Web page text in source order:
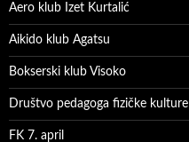
Aero klub Izet Kurtalić
Aikido klub Agatsu
Bokserski klub Visoko
Društvo pedagoga fizičke kulture
FK 7. april